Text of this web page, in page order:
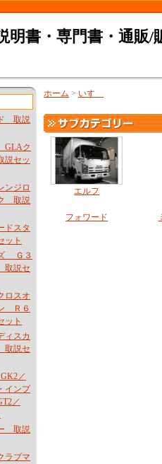
明書・専門書・通販/
取説
GLAク
セッ
ンジロ
取説
スタ
ト
Ｇ３
説セ
スオ
Ｒ６
ット
ィスカ
説セ
／
インプ
／
取説
ブマ
ホーム > いすゞ
エルフ
フォワード